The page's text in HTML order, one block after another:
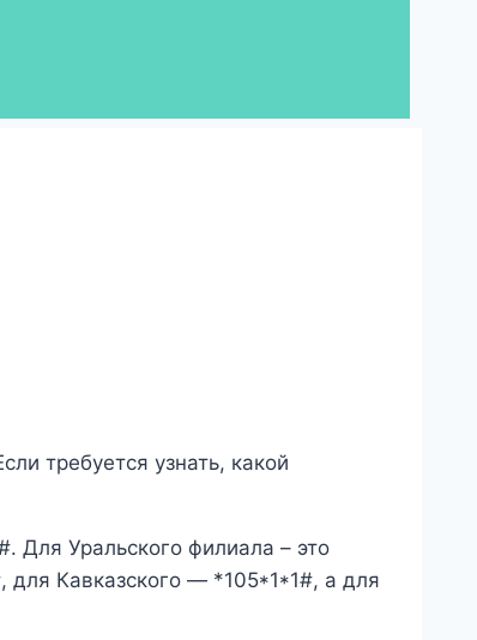
требуется узнать, какой
Для Уральского филиала – это
Кавказского — *105*1*1#, а для